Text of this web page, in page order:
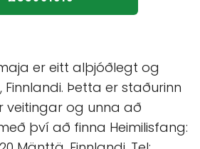
er eitt alþjóðlegt og
Þetta er staðurinn
veitingar og unna að
því að finna Heimilisfang: